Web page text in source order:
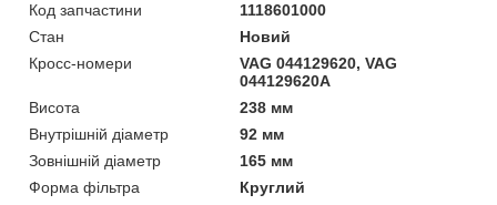
Код запчастини
1118601000
Стан
Новий
Кросс-номери
VAG 044129620, VAG
044129620A
Висота
238 мм
Внутрішній діаметр
92 мм
Зовнішній діаметр
165 мм
Форма фільтра
Круглий